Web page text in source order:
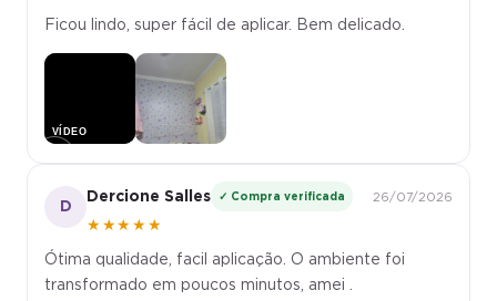
Ficou lindo, super fácil de aplicar. Bem delicado.
▶
D
Dercione Salles ✓ Compra verificada
★★★★★
26/07/2026
Ótima qualidade, facil aplicação. O ambiente foi
transformado em poucos minutos, amei .